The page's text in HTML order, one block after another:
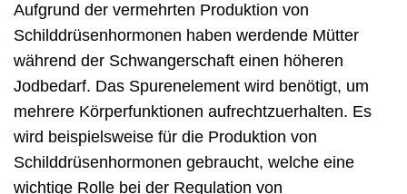
Aufgrund der vermehrten Produktion von
Schilddrüsenhormonen haben werdende Mütter
während der Schwangerschaft einen höheren
Jodbedarf. Das Spurenelement wird benötigt, um
mehrere Körperfunktionen aufrechtzuerhalten. Es
wird beispielsweise für die Produktion von
Schilddrüsenhormonen gebraucht, welche eine
wichtige Rolle bei der Regulation von